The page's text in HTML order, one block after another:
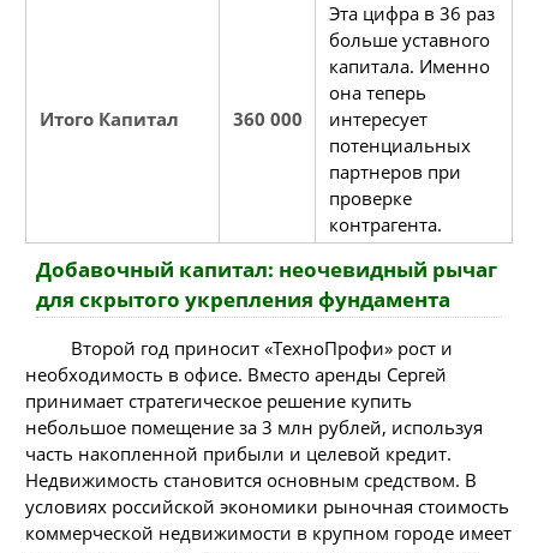
Итого Капитал 360 000
Эта цифра в 36 раз
больше уставного
капитала. Именно
она теперь
интересует
потенциальных
партнеров при
проверке
контрагента.
Добавочный капитал: неочевидный рычаг
для скрытого укрепления фундамента
Второй год приносит «ТехноПрофи» рост и
необходимость в офисе. Вместо аренды Сергей
принимает стратегическое решение купить
небольшое помещение за 3 млн рублей, используя
часть накопленной прибыли и целевой кредит.
Недвижимость становится основным средством. В
условиях российской экономики рыночная стоимость
коммерческой недвижимости в крупном городе имеет